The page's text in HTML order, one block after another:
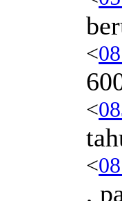
<
<
<
,